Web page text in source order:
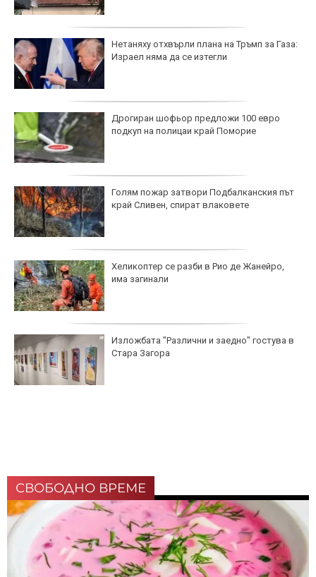
Нетаняху отхвърли плана на Тръмп за Газа:
Израел няма да се изтегли
Дрогиран шофьор предложи 100 евро
подкуп на полицаи край Поморие
Голям пожар затвори Подбалканския път
край Сливен, спират влаковете
Хеликоптер се разби в Рио де Жанейро,
има загинали
Изложбата "Различни и заедно" гостува в
Стара Загора
СВОБОДНО ВРЕМЕ